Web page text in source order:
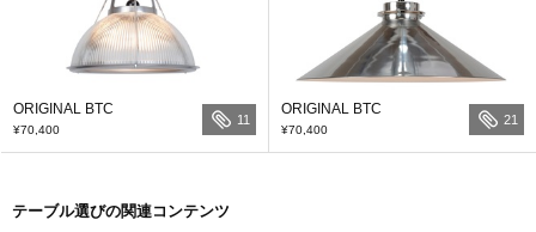
ORIGINAL BTC
¥70,400
11
ORIGINAL BTC
¥70,400
21
テーブル選びの関連コンテンツ